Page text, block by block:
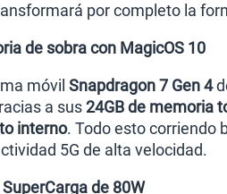
por completo la
de sobra con MagicOS 10
móvil Snapdragon 7 Gen 4
a sus24GB de memoria
interno. Todo esto corriendo
5G de alta velocidad.
de 80W